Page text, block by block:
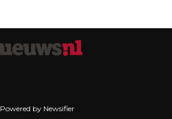
Powered by Newsifier